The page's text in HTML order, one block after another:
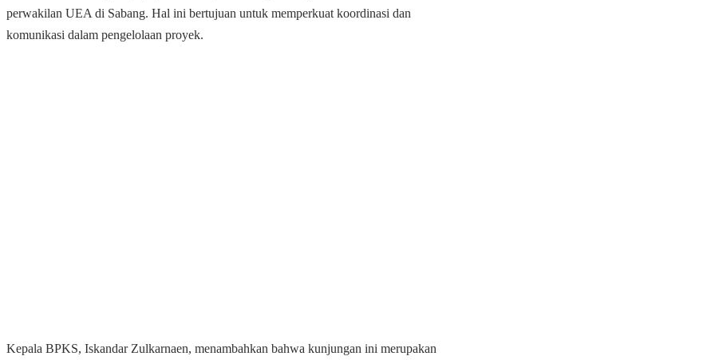
perwakilan UEA di Sabang. Hal ini bertujuan untuk memperkuat koordinasi dan
komunikasi dalam pengelolaan proyek.
Kepala BPKS, Iskandar Zulkarnaen, menambahkan bahwa kunjungan ini merupakan